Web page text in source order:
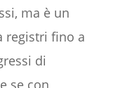
ma è un
registri fino a
di
se con